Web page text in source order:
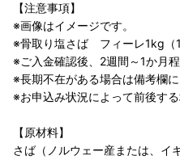
【注意事項】
※画像はイメージです。
※骨取り塩さば フィーレ1kg（
※ご入金確認後、2週間～1か月
※長期不在がある場合は備考欄に
※お申込み状況によって前後する
【原材料】
さば（ノルウェー産または、イ